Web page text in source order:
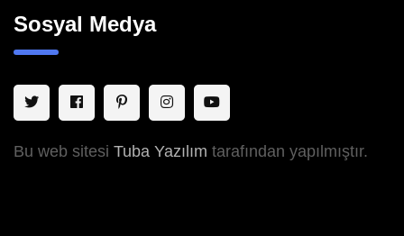
Sosyal Medya
Bu web sitesi Tuba Yazılım tarafından yapılmıştır.